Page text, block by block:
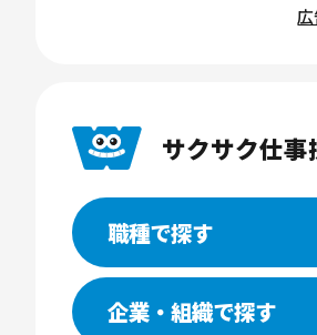
サクサク仕事
職種で探す
企業・組織で探す